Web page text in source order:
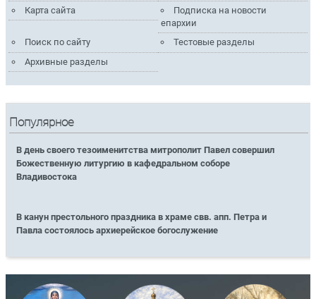
Карта сайта
Подписка на новости
епархии
Поиск по сайту
Тестовые разделы
Архивные разделы
Популярное
В день своего тезоименитства митрополит Павел совершил
Божественную литургию в кафедральном соборе
Владивостока
В канун престольного праздника в храме свв. апп. Петра и
Павла состоялось архиерейское богослужение